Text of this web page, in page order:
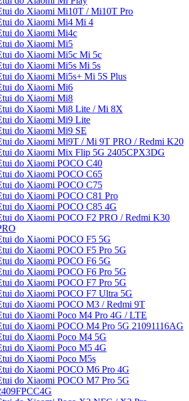
do Xiaomi Mi10T / Mi10T Pro
do Xiaomi Mi4 Mi 4
do Xiaomi Mi4c
do Xiaomi Mi5
do Xiaomi Mi5c Mi 5c
do Xiaomi Mi5s Mi 5s
do Xiaomi Mi5s+ Mi 5S Plus
do Xiaomi Mi6
do Xiaomi Mi8
do Xiaomi Mi8 Lite / Mi 8X
do Xiaomi Mi9 Lite
do Xiaomi Mi9 SE
do Xiaomi Mi9T / Mi 9T PRO / Redmi K20
do Xiaomi Mix Flip 5G 2405CPX3DG
do Xiaomi POCO C40
do Xiaomi POCO C65
do Xiaomi POCO C75
do Xiaomi POCO C81 Pro
do Xiaomi POCO C85 4G
do Xiaomi POCO F2 PRO / Redmi K30
do Xiaomi POCO F5 5G
do Xiaomi POCO F5 Pro 5G
do Xiaomi POCO F6 5G
do Xiaomi POCO F6 Pro 5G
do Xiaomi POCO F7 Pro 5G
do Xiaomi POCO F7 Ultra 5G
do Xiaomi POCO M3 / Redmi 9T
do Xiaomi Poco M4 Pro 4G / LTE
do Xiaomi POCO M4 Pro 5G 21091116AG
do Xiaomi Poco M4 5G
do Xiaomi Poco M5 4G
do Xiaomi Poco M5s
do Xiaomi POCO M6 Pro 4G
do Xiaomi POCO M7 Pro 5G